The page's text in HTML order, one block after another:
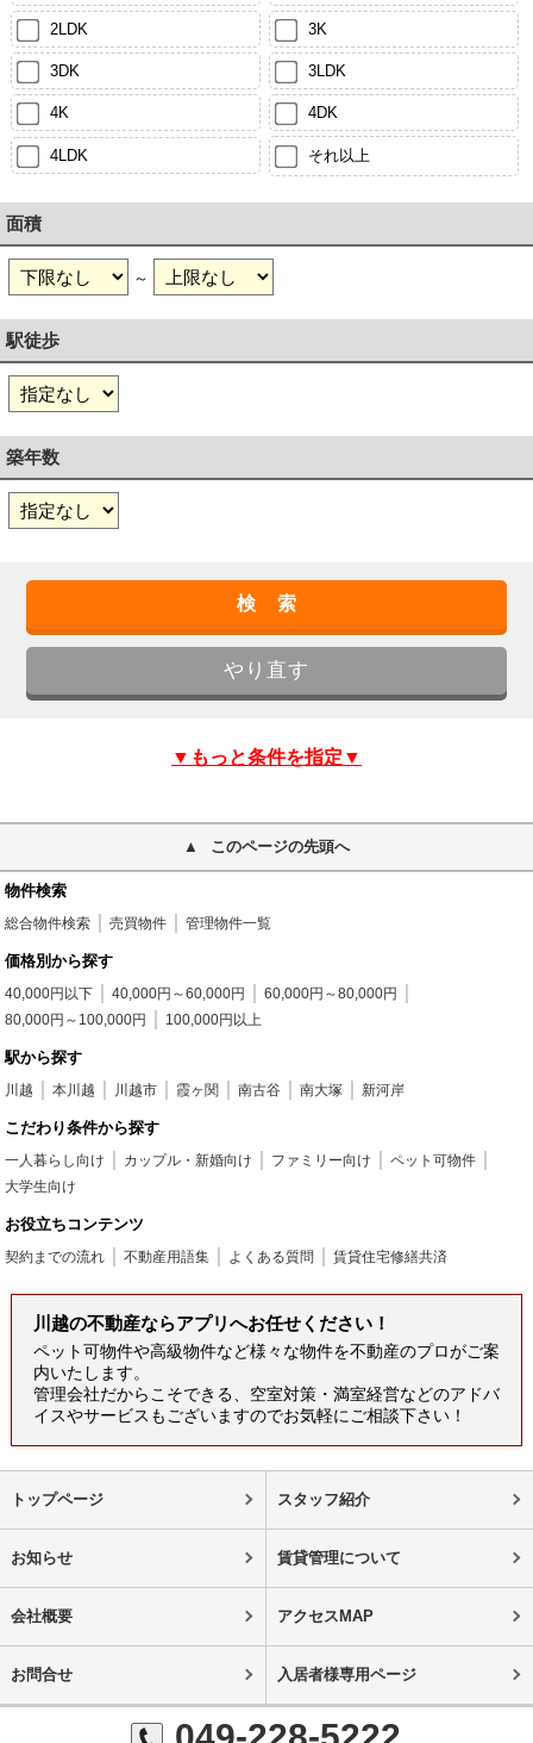
2LDK 3K
3DK 3LDK
4K 4DK
4LDK それ以上
面積
～
駅徒歩
築年数
▼もっと条件を指定▼
このページの先頭へ
物件検索
総合物件検索 売買物件 管理物件一覧
価格別から探す
40,000円以下 40,000円～60,000円
60,000円～80,000円
80,000円～100,000円
100,000円以上
駅から探す
川越 本川越 川越市 霞ヶ関 南古谷 南大塚 新河岸
こだわり条件から探す
一人暮らし向け カップル・新婚向け ファミリー向け
ペット可物件
大学生向け
お役立ちコンテンツ
契約までの流れ 不動産用語集 よくある質問 賃貸住宅修繕共済
川越の不動産ならアプリへお任せください！
ペット可物件や高級物件など様々な物件を不動産のプロがご案
内いたします。
管理会社だからこそできる、空室対策・満室経営などのアドバ
イスやサービスもございますのでお気軽にご相談下さい！
トップページ スタッフ紹介
お知らせ 賃貸管理について
会社概要 アクセスMAP
お問合せ 入居者様専用ページ